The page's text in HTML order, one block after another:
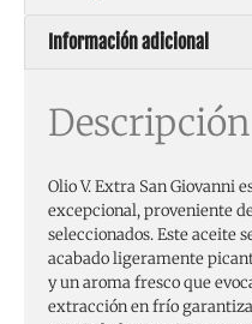
Información adicional
Descripción
Olio V. Extra San Giovanni
excepcional, proveniente
seleccionados. Este aceite
acabado ligeramente
y un aroma fresco que
extracción en frío